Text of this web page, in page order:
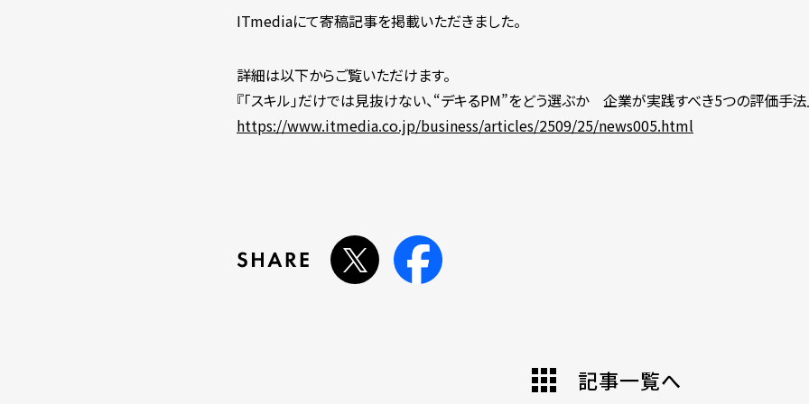
ITmediaにて寄稿記事を掲載いただきました。
詳細は以下からご覧いただけます。
『「スキル」だけでは見抜けない、“デキるPM”をどう選ぶか 企業が実践すべき5つの評価手法
https://www.itmedia.co.jp/business/articles/2509/25/news005.html
記事一覧へ